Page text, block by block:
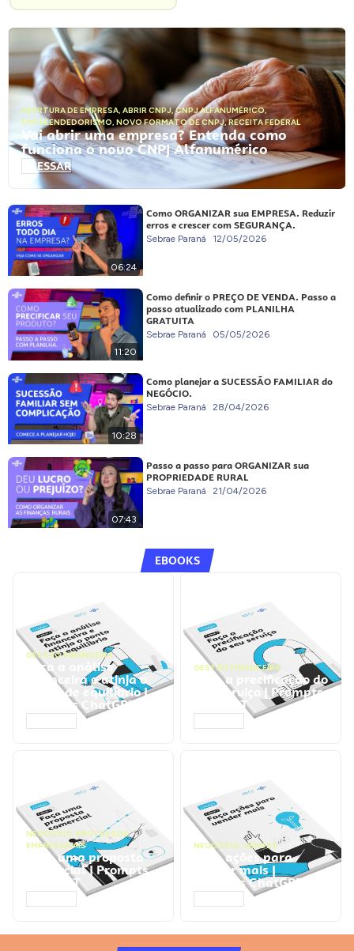
ABERTURA DE EMPRESA, ABRIR CNPJ,CNPJ ALFANUMÉRICO,
EMPREENDEDORISMO, NOVO FORMATO DE CNPJ,RECEITA FEDERAL
Vai abrir uma empresa? Entenda como
funciona o novo CNPJ Alfanumérico
ACESSAR
06:24
Como ORGANIZAR sua EMPRESA. Reduzir
erros e crescer com SEGURANÇA.
Sebrae Paraná 12/05/2026
11:20
Como definir o PREÇO DE VENDA. Passo a
passo atualizado com PLANILHA
GRATUITA
Sebrae Paraná 05/05/2026
10:28
Como planejar a SUCESSÃO FAMILIAR do
NEGÓCIO.
Sebrae Paraná 28/04/2026
07:43
Passo a passo para ORGANIZAR sua
PROPRIEDADE RURAL
Sebrae Paraná 21/04/2026
EBOOKS
GESTÃO FINANCEIRA
Faça a análise
financeira e atinja o
ponto de equilíbrio |
Prompts ChatGPT
GESTÃO FINANCEIRA
Faça a precificação do
seu serviço | Prompts
ChatGPT
NEGÓCIOS, PROCESSOS
EMPRESARIAIS
Faça uma proposta
comercial | Prompts
ChatGPT
NEGÓCIOS, VENDAS
Faça ações para
vender mais |
Prompts ChatGPT